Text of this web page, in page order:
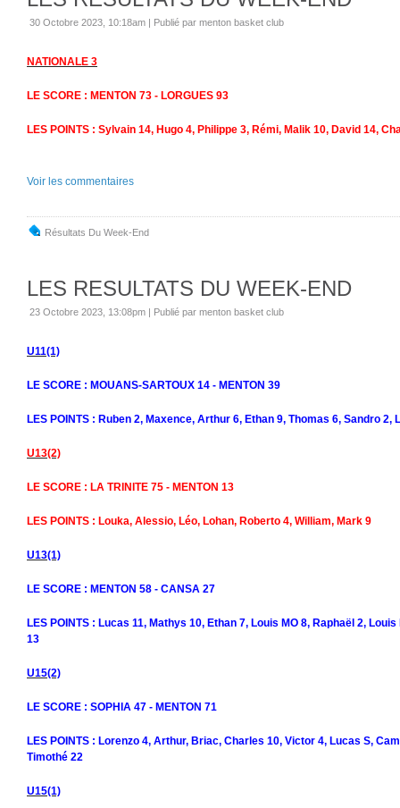
30 Octobre 2023, 10:18am | Publié par menton basket club
NATIONALE 3
LE SCORE : MENTON 73 - LORGUES 93
LES POINTS : Sylvain 14, Hugo 4, Philippe 3, Rémi, Malik 10, David 14,
Voir les commentaires
Résultats Du Week-End
LES RESULTATS DU WEEK-END
23 Octobre 2023, 13:08pm | Publié par menton basket club
U11(1)
LE SCORE : MOUANS-SARTOUX 14 - MENTON 39
LES POINTS : Ruben 2, Maxence, Arthur 6, Ethan 9, Thomas 6, Sandro 2,
U13(2)
LE SCORE : LA TRINITE 75 - MENTON 13
LES POINTS : Louka, Alessio, Léo, Lohan, Roberto 4, William, Mark 9
U13(1)
LE SCORE : MENTON 58 - CANSA 27
LES POINTS : Lucas 11, Mathys 10, Ethan 7, Louis MO 8, Raphaël 2,
13
U15(2)
LE SCORE : SOPHIA 47 - MENTON 71
LES POINTS : Lorenzo 4, Arthur, Briac, Charles 10, Victor 4, Lucas S,
Timothé 22
U15(1)